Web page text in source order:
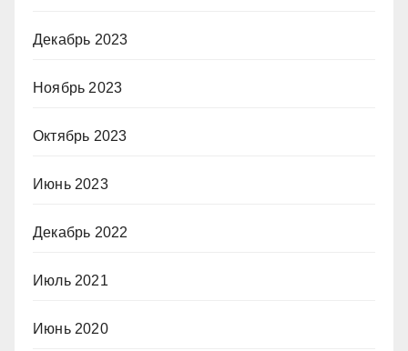
Декабрь 2023
Ноябрь 2023
Октябрь 2023
Июнь 2023
Декабрь 2022
Июль 2021
Июнь 2020